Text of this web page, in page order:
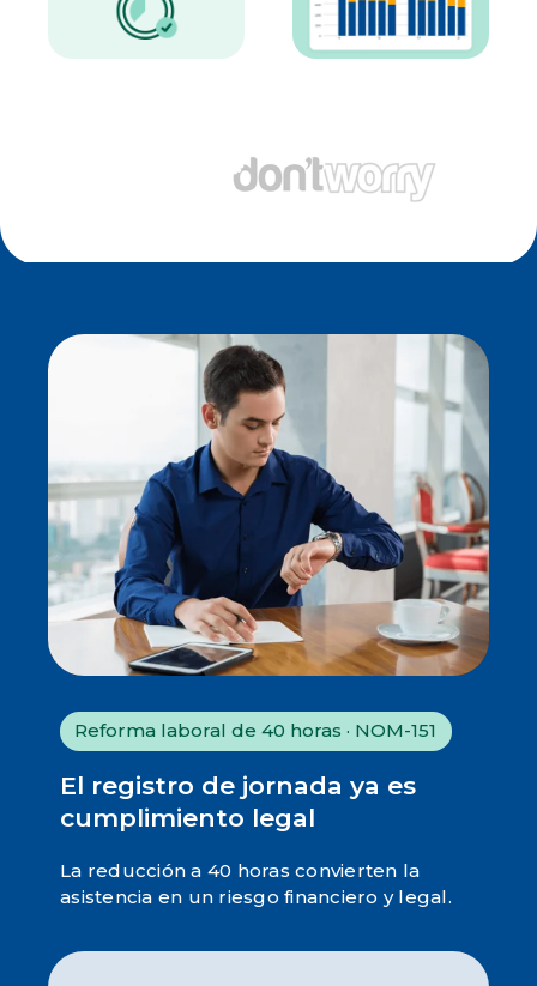
Reforma laboral de 40 horas · NOM-151
El registro de jornada ya es
cumplimiento legal
La reducción a 40 horas convierten la
asistencia en un riesgo financiero y legal.